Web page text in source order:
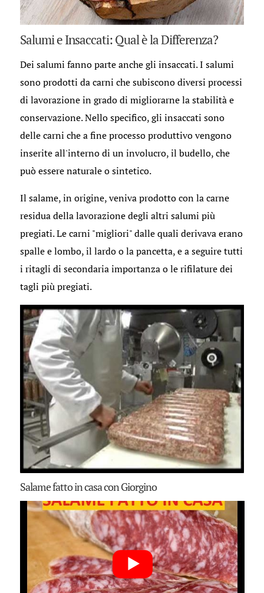
Salumi e Insaccati: Qual è la Differenza?
Dei salumi fanno parte anche gli insaccati. I salumi
sono prodotti da carni che subiscono diversi processi
di lavorazione in grado di migliorarne la stabilità e
conservazione. Nello specifico, gli insaccati sono
delle carni che a fine processo produttivo vengono
inserite all'interno di un involucro, il budello, che
può essere naturale o sintetico.
Il salame, in origine, veniva prodotto con la carne
residua della lavorazione degli altri salumi più
pregiati. Le carni "migliori" dalle quali derivava erano
spalle e lombo, il lardo o la pancetta, e a seguire tutti
i ritagli di secondaria importanza o le rifilature dei
tagli più pregiati.
Salame fatto in casa con Giorgino